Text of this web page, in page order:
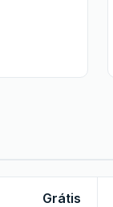
Grátis